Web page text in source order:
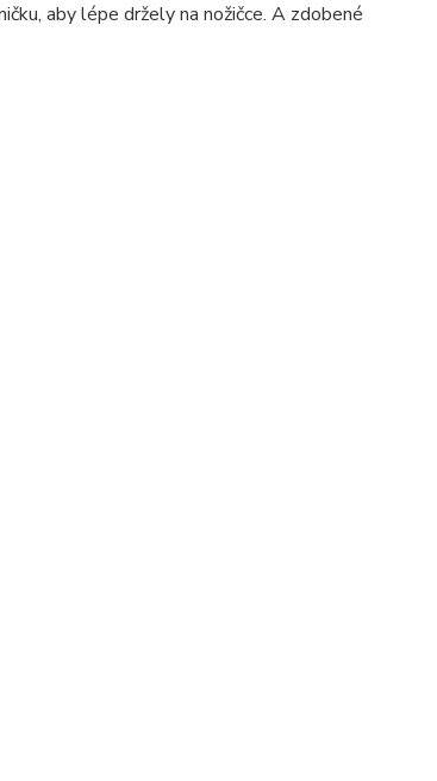
aby lépe držely na nožičce. A zdobené